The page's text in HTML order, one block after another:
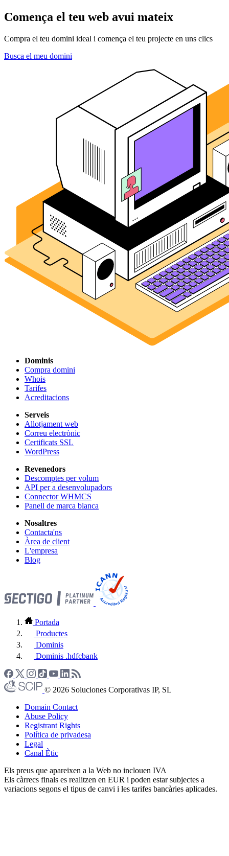
Comença el teu web avui mateix
Compra el teu domini ideal i comença el teu projecte en uns clics
Busca el meu domini
Dominis
Compra domini
Whois
Tarifes
Acreditacions
Serveis
Allotjament web
Correu electrònic
Certificats SSL
WordPress
Revenedors
Descomptes per volum
API per a desenvolupadors
Connector WHMCS
Panell de marca blanca
Nosaltres
Contacta'ns
Àrea de client
L'empresa
Blog
Portada
Productes
Dominis
Dominis .hdfcbank
© 2026 Soluciones Corporativas IP, SL
Domain Contact
Abuse Policy
Registrant Rights
Política de privadesa
Legal
Canal Ètic
Els preus que apareixen a la Web no inclouen IVA
Els càrrecs finals es realitzen en EUR i poden estar subjectes a
variacions segons el tipus de canvi i les tarifes bancàries aplicades.